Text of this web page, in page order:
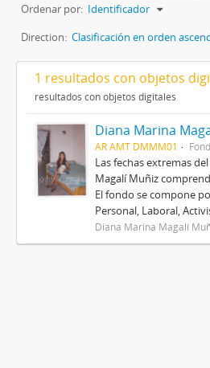
Ordenar por: Identificador
Direction: Clasificación en orden
1 resultados con objetos
resultados con objetos digitales
Diana Marina
AR AMT DMMM01
Las fechas extremas
Magalí Muñiz
El fondo se compone
Personal, Laboral,
Diana Marina Magalí